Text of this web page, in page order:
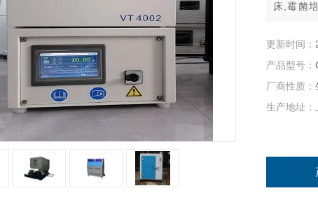
床,霉菌
更新时间：
产品型号：
厂商性质：
生产地址：